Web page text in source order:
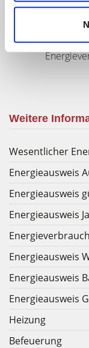
141
Weitere
Wesentlicher
Energieausweis
Energieausweis
Energieausweis
Energieausweis
Energieausweis
Energieausweis
Heizung
Befeuerung